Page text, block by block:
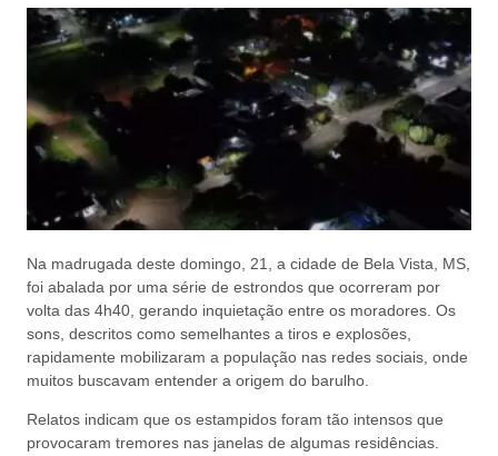
Na madrugada deste domingo, 21, a cidade de Bela Vista, MS,
foi abalada por uma série de estrondos que ocorreram por
volta das 4h40, gerando inquietação entre os moradores. Os
sons, descritos como semelhantes a tiros e explosões,
rapidamente mobilizaram a população nas redes sociais, onde
muitos buscavam entender a origem do barulho.
Relatos indicam que os estampidos foram tão intensos que
provocaram tremores nas janelas de algumas residências.